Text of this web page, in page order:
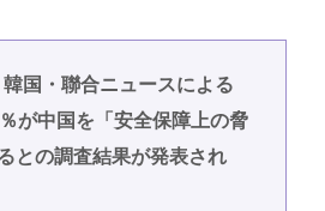
国・聯合ニュースによる
が中国を「安全保障上の脅
との調査結果が発表され